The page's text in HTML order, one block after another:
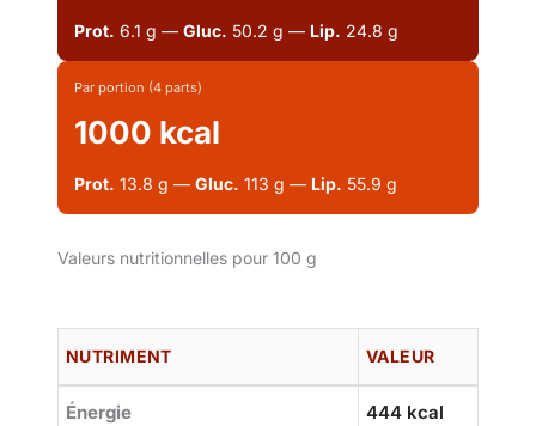
Prot. 6.1 g — Gluc. 50.2 g — Lip. 24.8 g
Par portion (4 parts)
1000 kcal
Prot. 13.8 g — Gluc. 113 g — Lip. 55.9 g
Valeurs nutritionnelles pour 100 g
NUTRIMENT VALEUR
Énergie 444 kcal